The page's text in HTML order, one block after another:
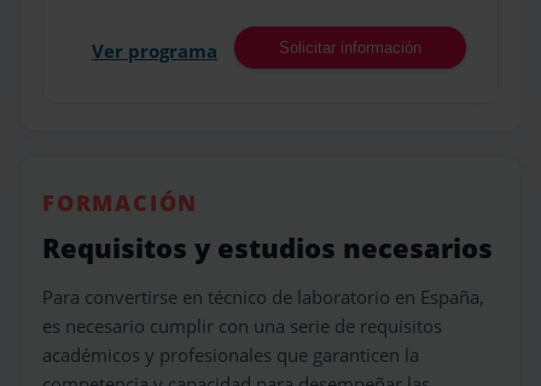
Ver programa Solicitar información
FORMACIÓN
Requisitos y estudios necesarios
Para convertirse en técnico de laboratorio en España,
es necesario cumplir con una serie de requisitos
académicos y profesionales que garanticen la